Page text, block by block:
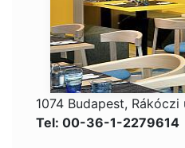
1074 Budapest, Rákóczi
Tel: 00-36-1-2279614